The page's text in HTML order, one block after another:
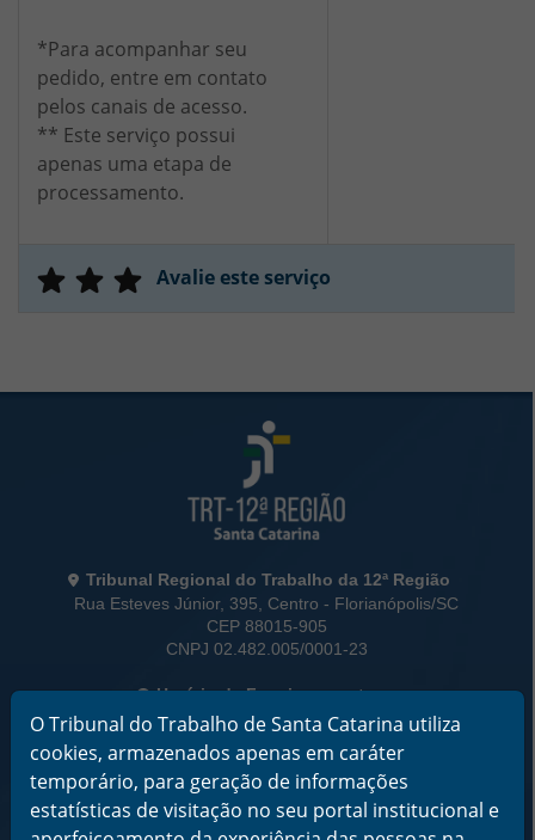
*Para acompanhar seu
pedido, entre em contato
pelos canais de acesso.
** Este serviço possui
apenas uma etapa de
processamento.
Avalie este serviço
Informações de Contato
Tribunal Regional do Trabalho da 12ª Região
Rua Esteves Júnior, 395, Centro - Florianópolis/SC
CEP 88015-905
CNPJ 02.482.005/0001-23
Horário de Funcionamento:
De segunda a sexta-feira das 12 às 18 horas
Telefone: (48) 3216-4000
Links Rápidos
Institucional
O Tribunal do Trabalho de Santa Catarina utiliza
cookies, armazenados apenas em caráter
temporário, para geração de informações
estatísticas de visitação no seu portal institucional e